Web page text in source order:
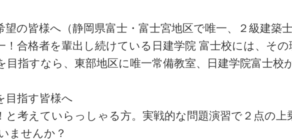
の皆様へ（静岡県富士・富士宮地区で唯一、２級建築
合格者を輩出し続けている日建学院 富士校には、その
目指すなら、東部地区に唯一常備教室、日建学院富士校
目指す皆様へ
考えていらっしゃる方。実戦的な問題演習で２点の
ませんか？